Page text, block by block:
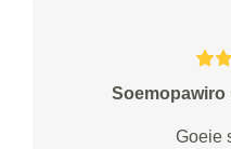
Soemopawiro
Goeie